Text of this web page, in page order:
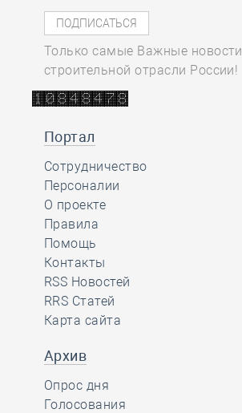
Только самые Важные новости
строительной отрасли России!
Портал
Сотрудничество
Персоналии
О проекте
Правила
Помощь
Контакты
RSS Новостей
RRS Статей
Карта сайта
Архив
Опрос дня
Голосования